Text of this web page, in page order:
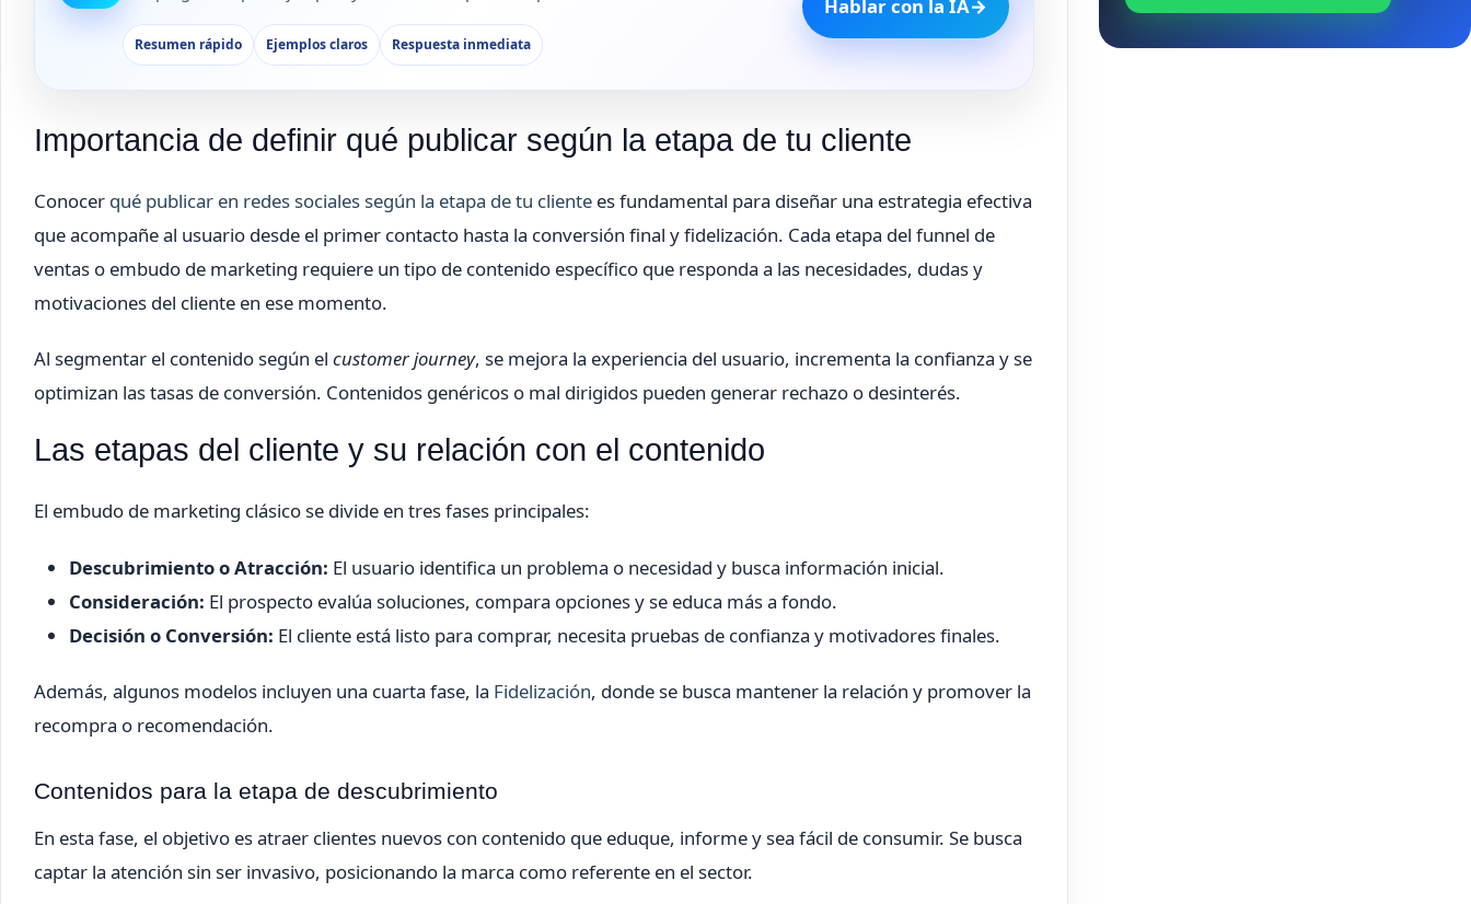
Resumen rápido Ejemplos claros Respuesta inmediata
Hablar con la IA→
Importancia de definir qué publicar según la etapa de tu cliente
Conocer qué publicar en redes sociales según la etapa de tu cliente es fundamental para diseñar una estrategia efectiva
que acompañe al usuario desde el primer contacto hasta la conversión final y fidelización. Cada etapa del funnel de
ventas o embudo de marketing requiere un tipo de contenido específico que responda a las necesidades, dudas y
motivaciones del cliente en ese momento.
Al segmentar el contenido según el customer journey, se mejora la experiencia del usuario, incrementa la confianza y se
optimizan las tasas de conversión. Contenidos genéricos o mal dirigidos pueden generar rechazo o desinterés.
Las etapas del cliente y su relación con el contenido
El embudo de marketing clásico se divide en tres fases principales:
Descubrimiento o Atracción: El usuario identifica un problema o necesidad y busca información inicial.
Consideración: El prospecto evalúa soluciones, compara opciones y se educa más a fondo.
Decisión o Conversión: El cliente está listo para comprar, necesita pruebas de confianza y motivadores finales.
Además, algunos modelos incluyen una cuarta fase, la Fidelización, donde se busca mantener la relación y promover la
recompra o recomendación.
Contenidos para la etapa de descubrimiento
En esta fase, el objetivo es atraer clientes nuevos con contenido que eduque, informe y sea fácil de consumir. Se busca
captar la atención sin ser invasivo, posicionando la marca como referente en el sector.